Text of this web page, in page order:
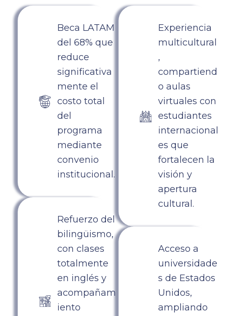
Beca LATAM
del 68% que
reduce
significativa
mente el
costo total
del
programa
mediante
convenio
institucional.
Refuerzo del
bilingüismo,
con clases
totalmente
en inglés y
acompañam
iento
Experiencia
multicultural
,
compartiend
o aulas
virtuales con
estudiantes
internacional
es que
fortalecen la
visión y
apertura
cultural.
Acceso a
universidade
s de Estados
Unidos,
ampliando